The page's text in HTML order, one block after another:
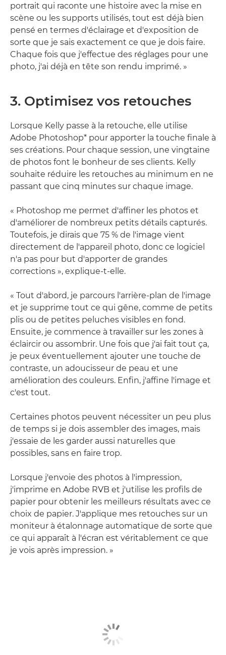
portrait qui raconte une histoire avec la mise en
scène ou les supports utilisés, tout est déjà bien
pensé en termes d'éclairage et d'exposition de
sorte que je sais exactement ce que je dois faire.
Chaque fois que j'effectue des réglages pour une
photo, j'ai déjà en tête son rendu imprimé. »
3. Optimisez vos retouches
Lorsque Kelly passe à la retouche, elle utilise
Adobe Photoshop* pour apporter la touche finale à
ses créations. Pour chaque session, une vingtaine
de photos font le bonheur de ses clients. Kelly
souhaite réduire les retouches au minimum en ne
passant que cinq minutes sur chaque image.
« Photoshop me permet d'affiner les photos et
d'améliorer de nombreux petits détails capturés.
Toutefois, je dirais que 75 % de l'image vient
directement de l'appareil photo, donc ce logiciel
n'a pas pour but d'apporter de grandes
corrections », explique-t-elle.
« Tout d'abord, je parcours l'arrière-plan de l'image
et je supprime tout ce qui gêne, comme de petits
plis ou de petites peluches visibles en fond.
Ensuite, je commence à travailler sur les zones à
éclaircir ou assombrir. Une fois que j'ai fait tout ça,
je peux éventuellement ajouter une touche de
contraste, un adoucisseur de peau et une
amélioration des couleurs. Enfin, j'affine l'image et
c'est tout.
Certaines photos peuvent nécessiter un peu plus
de temps si je dois assembler des images, mais
j'essaie de les garder aussi naturelles que
possibles, sans en faire trop.
Lorsque j'envoie des photos à l'impression,
j'imprime en Adobe RVB et j'utilise les profils de
papier pour obtenir les meilleurs résultats avec ce
choix de papier. J'applique mes retouches sur un
moniteur à étalonnage automatique de sorte que
ce qui apparaît à l'écran est véritablement ce que
je vois après impression. »